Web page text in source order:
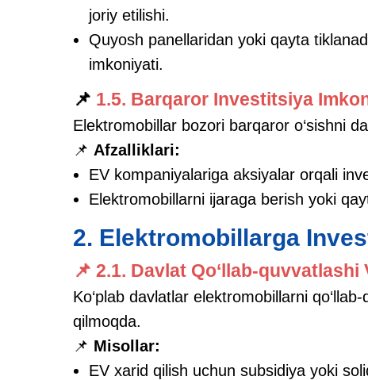
joriy etilishi.
Quyosh panellaridan yoki qayta
imkoniyati.
📌 1.5. Barqaror Investitsiya
Elektromobillar bozori barqaror o‘sishni
📌 Afzalliklari:
EV kompaniyalariga aksiyalar orqali
Elektromobillarni ijaraga berish yoki
2. Elektromobillarga
📌 2.1. Davlat Qo‘llab-
Ko‘plab davlatlar elektromobillarni
qilmoqda.
📌 Misollar:
EV xarid qilish uchun subsidiya yoki